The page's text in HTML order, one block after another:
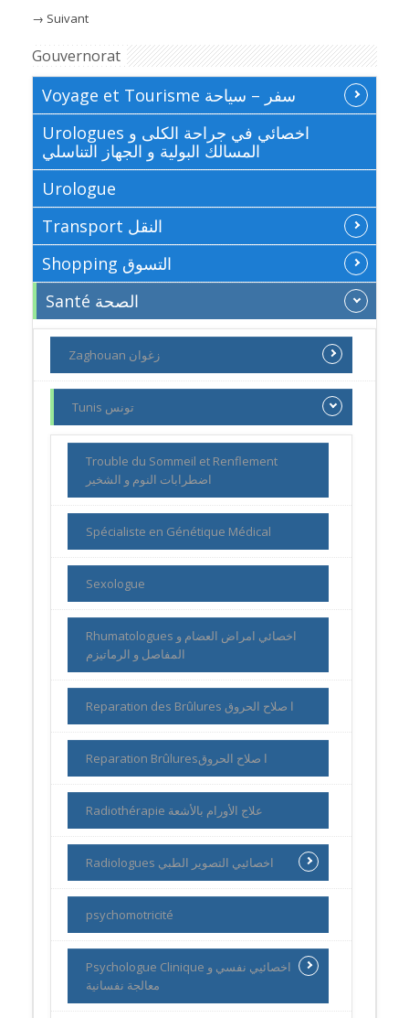
→ Suivant
Gouvernorat
Voyage et Tourisme سفر – سياحة
Urologues اخصائي في جراحة الكلى و
المسالك البولية و الجهاز التناسلي
Urologue
Transport النقل
Shopping التسوق
Santé الصحة
Zaghouan زغوان
Tunis تونس
Trouble du Sommeil et Renflement
اضطرابات النوم و الشخير
Spécialiste en Génétique Médical
Sexologue
Rhumatologues اخصائي امراض العضام و
المفاصل و الرماتيزم
Reparation des Brûlures ا صلاح الحروق
Reparation Brûluresا صلاح الحروق
Radiothérapie علاج الأورام بالأشعة
Radiologues اخصائيي التصوير الطبي
psychomotricité
Psychologue Clinique اخصائيي نفسي و
معالجة نفسانية